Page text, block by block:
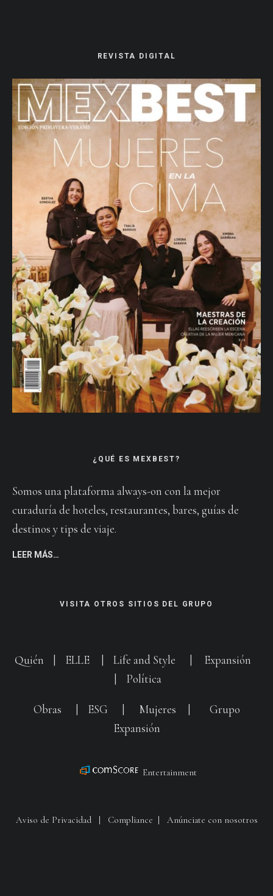
REVISTA DIGITAL
¿QUÉ ES MEXBEST?
Somos una plataforma always-on con la mejor
curaduría de hoteles, restaurantes, bares, guías de
destinos y tips de viaje.
LEER MÁS…
VISITA OTROS SITIOS DEL GRUPO
Quién ELLE Life and Style
Expansión
Política
Obras ESG Mujeres
Grupo
Expansión
Entertainment
Aviso de Privacidad| Compliance | Anúnciate con nosotros